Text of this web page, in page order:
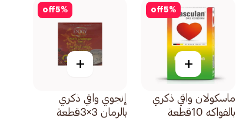
5%
off
+
ماسكولان واقي ذكري
بالفواكه 10قطعة
5%
off
+
إنجوي واقي ذكري
بالرمان 3×3قطعة